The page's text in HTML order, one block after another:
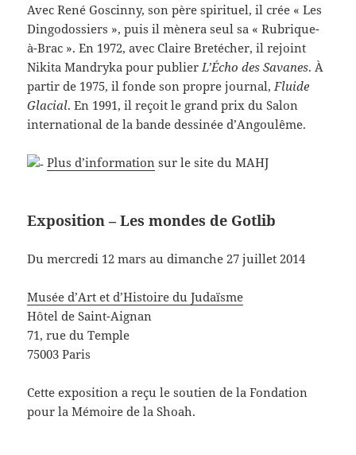
Avec René Goscinny, son père spirituel, il crée « Les
Dingodossiers », puis il mènera seul sa « Rubrique-
à-Brac ». En 1972, avec Claire Bretécher, il rejoint
Nikita Mandryka pour publierL’Écho des Savanes. À
partir de 1975, il fonde son propre journal,Fluide
Glacial. En 1991, il reçoit le grand prix du Salon
international de la bande dessinée d’Angoulême.
Plus d’information sur le site du MAHJ
Exposition – Les mondes de Gotlib
Du mercredi 12 mars au dimanche 27 juillet 2014
Musée d’Art et d’Histoire du Judaïsme
Hôtel de Saint-Aignan
71, rue du Temple
75003 Paris
Cette exposition a reçu le soutien de la Fondation
pour la Mémoire de la Shoah.